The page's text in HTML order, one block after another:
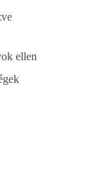
ellen